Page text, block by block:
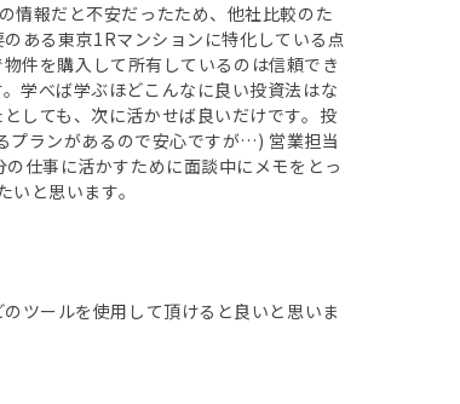
情報だと不安だったため、他社比較のた
ある東京1Rマンションに特化している点
件を購入して所有しているのは信頼でき
学べば学ぶほどこんなに良い投資法はな
しても、次に活かせば良いだけです。投
プランがあるので安心ですが…) 営業担当
仕事に活かすために面談中にメモをとっ
と思います。
ツールを使用して頂けると良いと思いま